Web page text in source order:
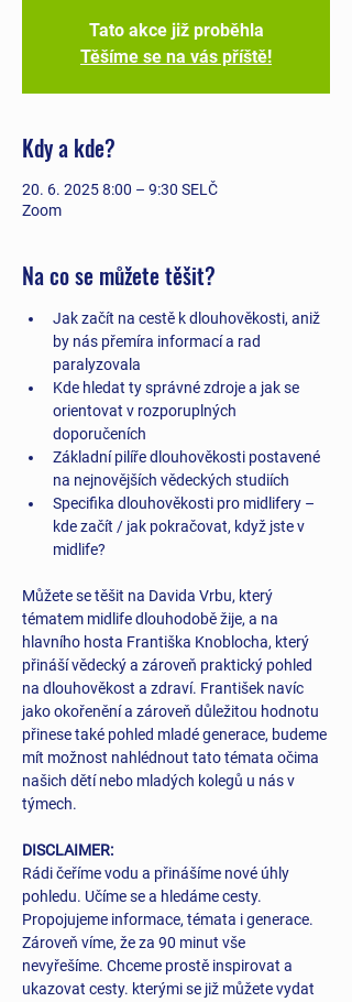
Tato akce již proběhla
Těšíme se na vás příště!
Kdy a kde?
20. 6. 2025 8:00 – 9:30 SELČ
Zoom
Na co se můžete těšit?
Jak začít na cestě k dlouhověkosti, aniž
by nás přemíra informací a rad
paralyzovala
Kde hledat ty správné zdroje a jak se
orientovat v rozporuplných
doporučeních
Základní pilíře dlouhověkosti postavené
na nejnovějších vědeckých studiích
Specifika dlouhověkosti pro midlifery –
kde začít / jak pokračovat, když jste v
midlife?
Můžete se těšit na Davida Vrbu, který
tématem midlife dlouhodobě žije, a na
hlavního hosta Františka Knoblocha, který
přináší vědecký a zároveň praktický pohled
na dlouhověkost a zdraví. František navíc
jako okořenění a zároveň důležitou hodnotu
přinese také pohled mladé generace, budeme
mít možnost nahlédnout tato témata očima
našich dětí nebo mladých kolegů u nás v
týmech.
DISCLAIMER:
Rádi čeříme vodu a přinášíme nové úhly
pohledu. Učíme se a hledáme cesty.
Propojujeme informace, témata i generace.
Zároveň víme, že za 90 minut vše
nevyřešíme. Chceme prostě inspirovat a
ukazovat cesty. kterými se již můžete vydat